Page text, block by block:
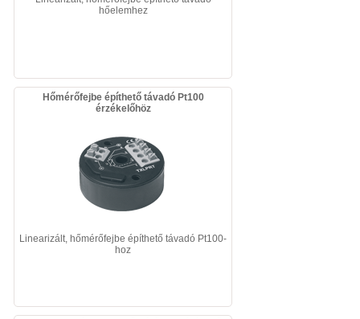
hőelemhez
Hőmérőfejbe építhető távadó Pt100
érzékelőhöz
Linearizált, hőmérőfejbe építhető távadó Pt100-
hoz